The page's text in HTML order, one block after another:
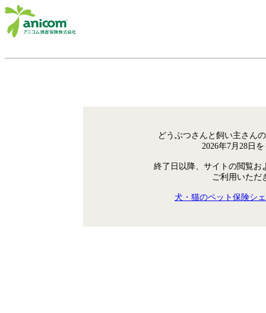
どうぶつさんと飼い主さん
2026年7月28日
終了日以降、サイトの閲覧お
ご利用いただ
犬・猫のペット保険シ